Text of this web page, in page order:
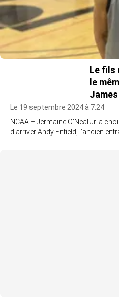
Le fils
le
James
Le 19 septembre 2024 à 7:24
NCAA – Jermaine O’Neal Jr. a
d’arriver Andy Enfield, l’ancien